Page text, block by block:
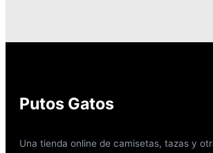
Putos Gatos
Una tienda online de camisetas, tazas y